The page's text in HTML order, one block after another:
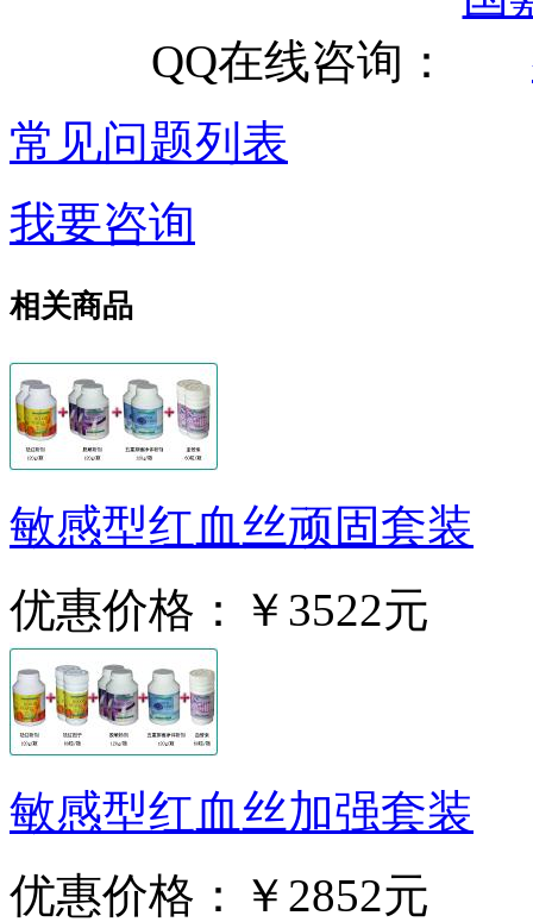
QQ在线咨询：
常见问题列表
我要咨询
相关商品
敏感型红血丝顽固套装
优惠价格：
￥3522元
敏感型红血丝加强套装
优惠价格：
￥2852元